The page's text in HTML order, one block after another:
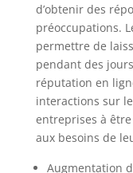
d’obtenir des
préoccupations.
permettre de
pendant des
réputation en
interactions sur
entreprises à
aux besoins de
Augmentation